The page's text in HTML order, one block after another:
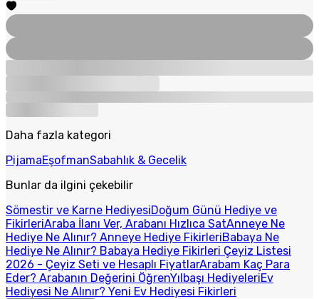
Daha fazla kategori
PijamaEşofmanSabahlık & Gecelik
Bunlar da ilgini çekebilir
Sömestir ve Karne HediyesiDoğum Günü Hediye ve
FikirleriAraba İlanı Ver, Arabanı Hızlıca SatAnneye Ne
Hediye Ne Alınır? Anneye Hediye FikirleriBabaya Ne
Hediye Ne Alınır? Babaya Hediye Fikirleri Çeyiz Listesi
2026 - Çeyiz Seti ve Hesaplı FiyatlarArabam Kaç Para
Eder? Arabanın Değerini ÖğrenYılbaşı HediyeleriEv
Hediyesi Ne Alınır? Yeni Ev Hediyesi Fikirleri